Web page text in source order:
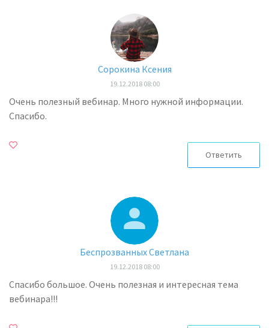
Сорокина Ксения
19.12.2018 08:00
Очень полезный вебинар. Много нужной информации.
Спасибо.
Ответить
Беспрозванных Светлана
19.12.2018 08:00
Спасибо большое. Очень полезная и интересная тема
вебинара!!!